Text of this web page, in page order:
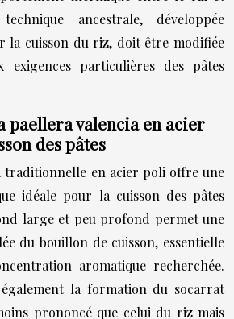
ancestrale, développée
la cuisson du riz, doit être modifiée
exigences particulières des pâtes
paellera valencia en acier
des pâtes
traditionnelle en acier poli offre une
idéale pour la cuisson des pâtes
large et peu profond permet une
du bouillon de cuisson, essentielle
aromatique recherchée.
la formation du socarrat
prononcé que celui du riz mais